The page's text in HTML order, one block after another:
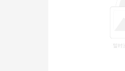
本文来源于